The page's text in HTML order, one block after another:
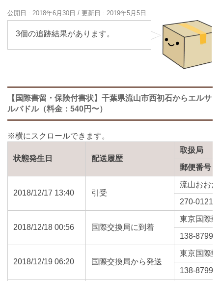
公開日 : 2018年6月30日 / 更新日 : 2019年5月5日
3個の追跡結果があります。
【国際書留・保険付書状】千葉県流山市西初石からエルサ
ルバドル（料金：540円〜）
状態発生日 配送履歴
取扱局
郵便番号
2018/12/17 13:40 引受
流山おお
270-0121
2018/12/18 00:56 国際交換局に到着
東京国際
138-8799
2018/12/19 06:20 国際交換局から発送
東京国際
138-8799